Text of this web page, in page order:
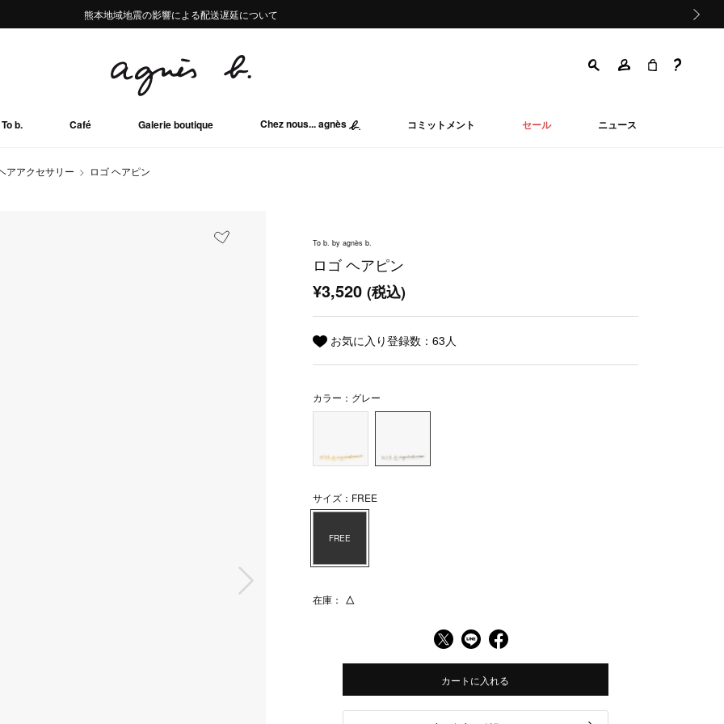
熊本地域地震の影響による配送遅延について
Summer Sale 2buy10%OFF!!
熊本地域地震の影響による配送遅延について
Summer Sale 2buy10%OFF!!
To b. Café Galerie boutique Chez nous... agnès コミットメント セール ニュース
アアクセサリー ロゴ ヘアピン
To b. by agnès b.
ロゴ ヘアピン
¥3,520(税込)
お気に入り登録数：63人
カラー：グレー
サイズ：FREE
FREE
在庫： △
カートに入れる